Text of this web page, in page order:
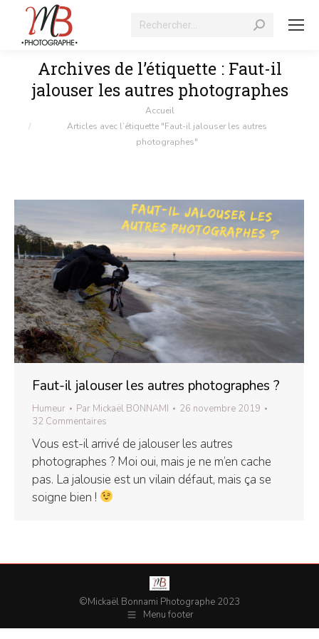
Recherche
Archives de l’étiquette : Faut-il
jalouser les autres photographes
Accueil
Articles avec l’étiquette "Faut-il jalouser les autres
photographes"
Faut-il jalouser les autres photographes ?
Humeur Par Mickaël BONNAMI
26 novembre 2019
32 Commentaires
Vous est-il arrivé de jalouser les autres
photographes ? Moi oui, mais je ne m’en cache
pas. La jalousie est un vilain défaut, mais ça se
soigne bien !
©Mickaël Bonnami Photographe 2023
Menu footer